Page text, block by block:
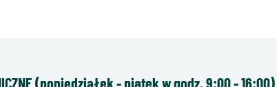
(poniedziałek - piątek w godz. 9:00 - 16:00)